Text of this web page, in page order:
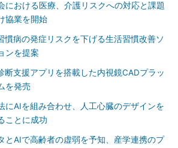
における医療、介護リスクへの対応と課題
協業を開始
慣病の発症リスクを下げる生活習慣改善ソ
ンを提案
断支援アプリを搭載した内視鏡CADプラッ
を発売
にAIを組み合わせ、人工心臓のデザインを
ことに成功
とAIで高齢者の虚弱を予知、産学連携のプ